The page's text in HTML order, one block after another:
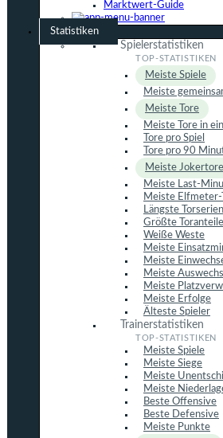
Marktwert-Guide
Statistiken
Spielerstatistiken
Meiste Spiele
Meiste
Meiste Tore
Meiste Tore in
Tore pro Spiel
Tore pro 90
Meiste Jokertore
Meiste Last-
Meiste Elfmeter-
Längste Torserien
Größte Toranteile
Weiße Weste
Meiste
Meiste
Meiste
Meiste
Meiste Erfolge
Älteste Spieler
Trainerstatistiken
Meiste Spiele
Meiste Siege
Meiste
Meiste
Beste Offensive
Beste Defensive
Meiste Punkte